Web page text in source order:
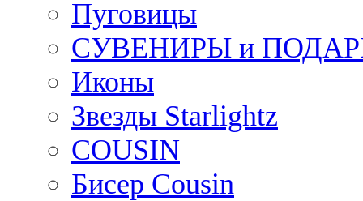
Пуговицы
СУВЕНИРЫ и
Иконы
Звезды Starlightz
COUSIN
Бисер Cousin